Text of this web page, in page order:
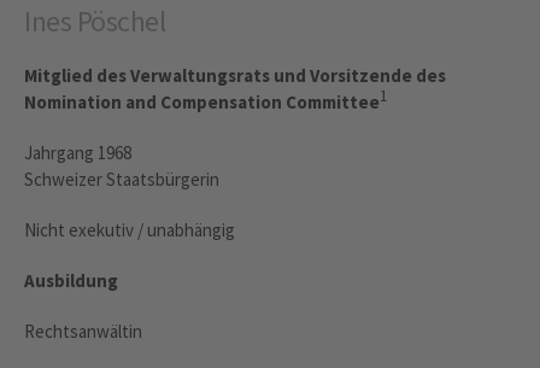
Ines Pöschel
Mitglied des Verwaltungsrats und Vorsitzende des
Nomination and Compensation Committee1
Jahrgang 1968
Schweizer Staatsbürgerin
Nicht exekutiv / unabhängig
Ausbildung
Rechtsanwältin